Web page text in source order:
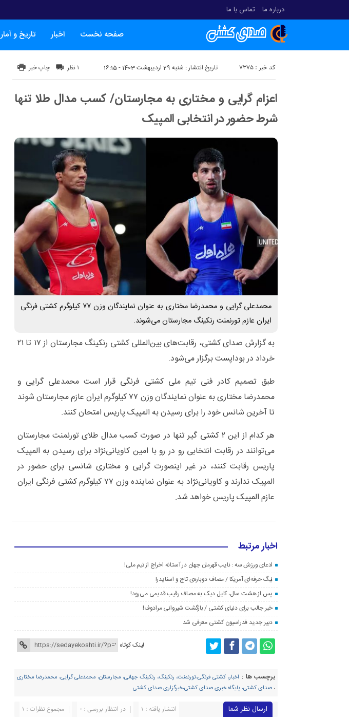
درباره ما تماس با ما
صفحه نخست اخبار تاریخ و آمار
تاریخ انتشار : شنبه 29 اردیبهشت 1403 - 16:15 کد خبر : 7375 چاپ خبر ۱ نظر
اعزام گرایی و مختاری به مجارستان/ کسب مدال طلا تنها
شرط حضور در انتخابی المپیک
محمدعلی گرایی و محمدرضا مختاری به عنوان نمایندگان وزن ۷۷ کیلوگرم کشتی فرنگی
ایران عازم تورنمنت رنکینگ مجارستان می‌شوند.
به گزارش صدای کشتی، رقابت‌های بین‌المللی کشتی رنکینگ مجارستان از ۱۷ تا ۲۱
خرداد در بوداپست برگزار می‌شود.
طبق تصمیم کادر فنی تیم ملی کشتی فرنگی قرار است محمدعلی گرایی و
محمدرضا مختاری به عنوان نمایندگان وزن ۷۷ کیلوگرم ایران عازم مجارستان شوند
تا آخرین شانس خود را برای رسیدن به المپیک پاریس امتحان کنند.
هر کدام از این ۲ کشتی گیر تنها در صورت کسب مدال طلای تورنمنت مجارستان
می‌توانند در رقابت انتخابی رو در رو با امین کاویانی‌نژاد برای رسیدن به المپیک
پاریس رقابت کنند، در غیر اینصورت گرایی و مختاری شانسی برای حضور در
المپیک ندارند و کاویانی‌نژاد به عنوان نماینده وزن ۷۷ کیلوگرم کشتی فرنگی ایران
عازم المپیک پاریس خواهد شد.
اخبار مرتبط
ادعای ورزش سه : نایب قهرمان جهان در آستانه اخراج از تیم ملی!
لیگ حرفه‌ای آمریکا / مصاف دوباره‌ی تاج و اسنایدر!
پس از هشت سال، کایل دیک به مصاف رقیب قدیمی می‌رود!
خبر جالب برای دنیای کشتی / بازگشت شیروانی مرادوف!
دبیر جدید فدراسیون کشتی معرفی شد
لینک کوتاه
برچسب ها : اخبار، کشتی فرنگی،تورنمنت، رنکینگ، رنکینگ جهانی، مجارستان، محمدعلی گرایی، محمدرضا مختاری
، صدای کشتی، پایگاه خبری صدای کشتی،خبرگزاری صدای کشتی
ارسال نظر شما مجموع نظرات : 1 در انتظار بررسی : 0 انتشار یافته : ۱